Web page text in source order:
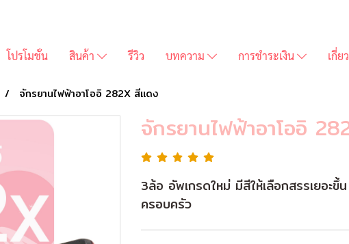
โปรโมชั่น สินค้า รีวิว บทความ การชำระเงิน เกี่ย
จักรยานไฟฟ้าอาโออิ 282X สีแดง
จักรยานไฟฟ้าอาโออิ
3ล้อ อัพเกรดใหม่ มีสีให้เลือกสรรเยอะ
ครอบครัว